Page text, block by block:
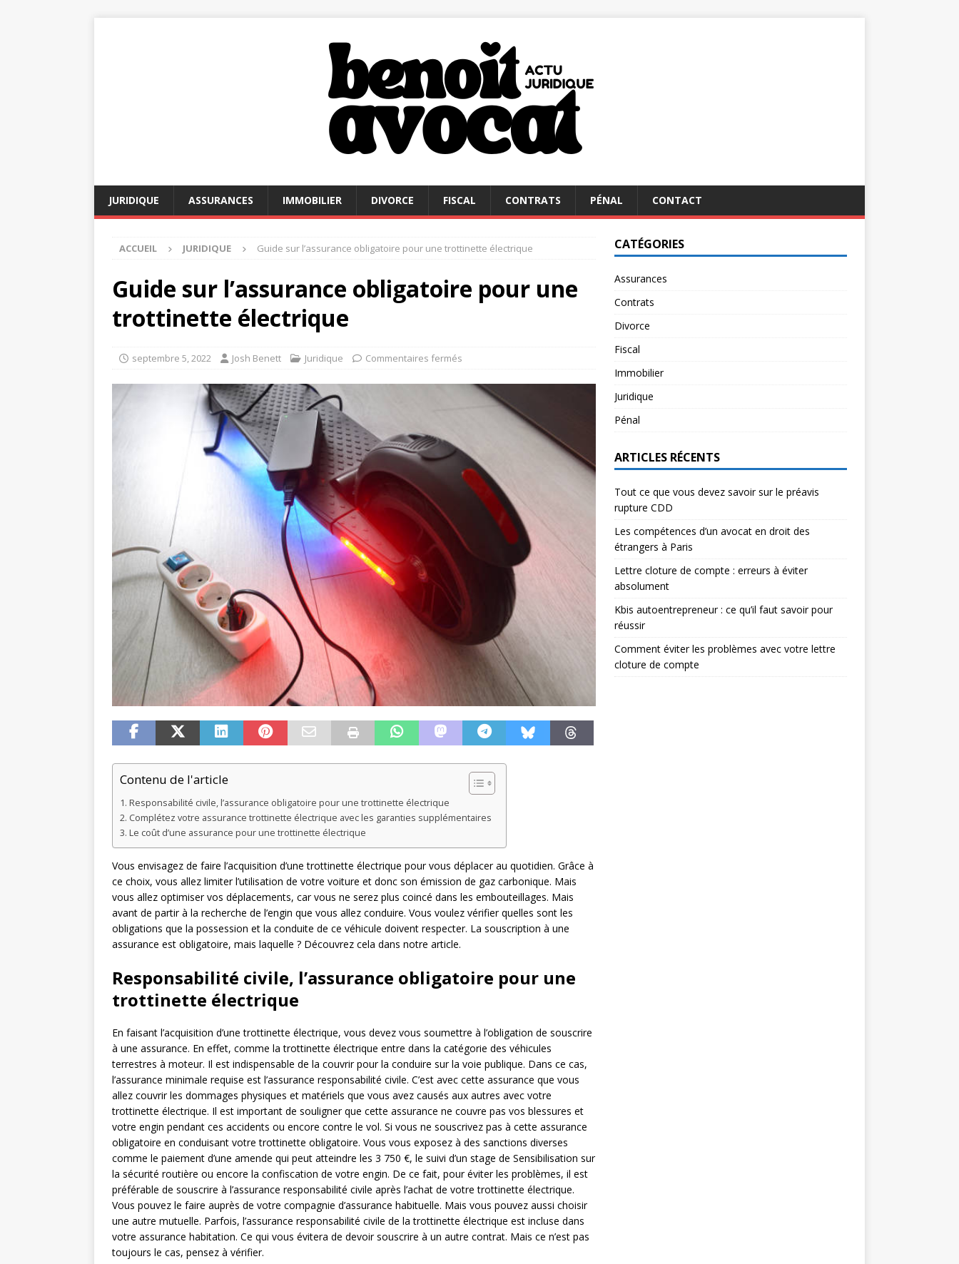
JURIDIQUE ASSURANCES IMMOBILIER DIVORCE FISCAL CONTRATS PÉNAL CONTACT
ACCUEIL JURIDIQUE Guide sur l’assurance obligatoire pour une trottinette électrique
Guide sur l’assurance obligatoire pour une
trottinette électrique
septembre 5, 2022 Josh Benett Juridique Commentaires fermés
Contenu de l'article
Responsabilité civile, l’assurance obligatoire pour une trottinette électrique
Complétez votre assurance trottinette électrique avec les garanties supplémentaires
Le coût d’une assurance pour une trottinette électrique
Vous envisagez de faire l’acquisition d’une trottinette électrique pour vous déplacer au quotidien. Grâce à
ce choix, vous allez limiter l’utilisation de votre voiture et donc son émission de gaz carbonique. Mais
vous allez optimiser vos déplacements, car vous ne serez plus coincé dans les embouteillages. Mais
avant de partir à la recherche de l’engin que vous allez conduire. Vous voulez vérifier quelles sont les
obligations que la possession et la conduite de ce véhicule doivent respecter. La souscription à une
assurance est obligatoire, mais laquelle ? Découvrez cela dans notre article.
Responsabilité civile, l’assurance obligatoire pour une
trottinette électrique
En faisant l’acquisition d’une trottinette électrique, vous devez vous soumettre à l’obligation de souscrire
à une assurance. En effet, comme la trottinette électrique entre dans la catégorie des véhicules
terrestres à moteur. Il est indispensable de la couvrir pour la conduire sur la voie publique. Dans ce cas,
l’assurance minimale requise est l’assurance responsabilité civile. C’est avec cette assurance que vous
allez couvrir les dommages physiques et matériels que vous avez causés aux autres avec votre
trottinette électrique. Il est important de souligner que cette assurance ne couvre pas vos blessures et
votre engin pendant ces accidents ou encore contre le vol. Si vous ne souscrivez pas à cette assurance
obligatoire en conduisant votre trottinette obligatoire. Vous vous exposez à des sanctions diverses
comme le paiement d’une amende qui peut atteindre les 3 750 €, le suivi d’un stage de Sensibilisation sur
la sécurité routière ou encore la confiscation de votre engin. De ce fait, pour éviter les problèmes, il est
préférable de souscrire à l’assurance responsabilité civile après l’achat de votre trottinette électrique.
Vous pouvez le faire auprès de votre compagnie d’assurance habituelle. Mais vous pouvez aussi choisir
une autre mutuelle. Parfois, l’assurance responsabilité civile de la trottinette électrique est incluse dans
votre assurance habitation. Ce qui vous évitera de devoir souscrire à un autre contrat. Mais ce n’est pas
toujours le cas, pensez à vérifier.
CATÉGORIES
Assurances
Contrats
Divorce
Fiscal
Immobilier
Juridique
Pénal
ARTICLES RÉCENTS
Tout ce que vous devez savoir sur le préavis
rupture CDD
Les compétences d’un avocat en droit des
étrangers à Paris
Lettre cloture de compte : erreurs à éviter
absolument
Kbis autoentrepreneur : ce qu’il faut savoir pour
réussir
Comment éviter les problèmes avec votre lettre
cloture de compte